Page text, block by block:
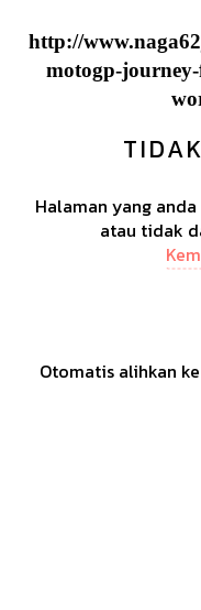
http://
motogp-
Halaman yang
atau tidak
Otomatis alihkan